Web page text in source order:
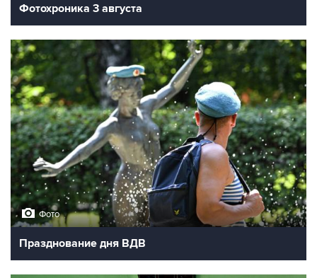
Фотохроника 3 августа
Фото
Празднование дня ВДВ